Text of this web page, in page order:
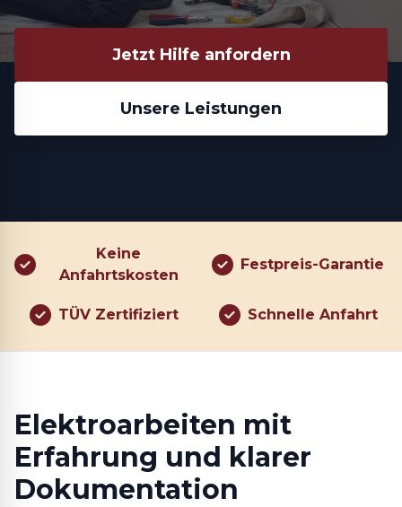
Jetzt Hilfe anfordern
Unsere Leistungen
Keine
Anfahrtskosten
Festpreis-Garantie
TÜV Zertifiziert Schnelle Anfahrt
Elektroarbeiten mit
Erfahrung und klarer
Dokumentation